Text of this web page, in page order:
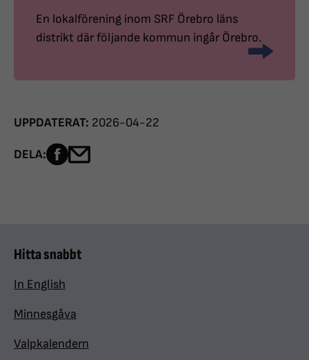
En lokalförening inom SRF Örebro läns
distrikt där följande kommun ingår Örebro.
UPPDATERAT: 2026-04-22
DELA: Dela sidan på Facebook
Hitta snabbt
In English
Minnesgåva
Valpkalendern